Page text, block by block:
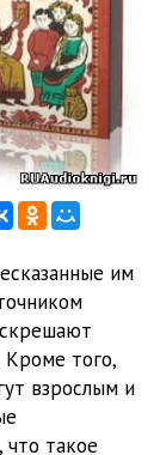
им
того,
взрослым и
что такое